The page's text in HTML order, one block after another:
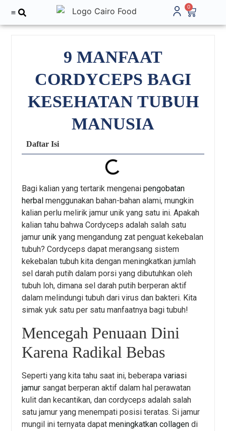
0
9 MANFAAT
CORDYCEPS BAGI
KESEHATAN TUBUH
MANUSIA
Daftar Isi
Bagi kalian yang tertarik mengenaipengobatan
herbal menggunakan bahan-bahan alami, mungkin
kalian perlu melirik jamur unik yang satu ini. Apakah
kalian tahu bahwa Cordyceps adalah salah satu
jamurunik yang mengandung zat penguat kekebalan
tubuh? Cordyceps dapat merangsang sistem
kekebalan tubuh kita dengan meningkatkan jumlah
sel darah putih dalam porsi yang dibutuhkan oleh
tubuh loh, dimana sel darah putih berperan aktif
dalam melindungi tubuh dari virus dan bakteri. Kita
simak yuk satu per satu manfaatnya bagi tubuh!
Mencegah Penuaan Dini
Karena Radikal Bebas
Seperti yang kita tahu saat ini, beberapavariasi
jamur sangat berperan aktif dalam hal perawatan
kulit dan kecantikan, dan cordyceps adalah salah
satu jamur yang menempati posisi teratas. Si jamur
mungil ini ternyata dapatmeningkatkan collagen di